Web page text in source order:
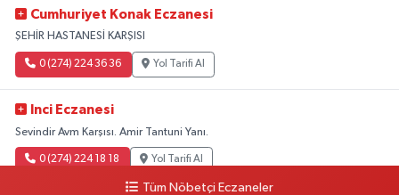
Cumhuriyet Konak Eczanesi
ŞEHİR HASTANESİ KARŞISI
0 (274) 224 36 36 Yol Tarifi Al
Inci Eczanesi
Sevindir Avm Karşısı. Amir Tantuni Yanı.
0 (274) 224 18 18 Yol Tarifi Al
Tüm Nöbetçi Eczaneler